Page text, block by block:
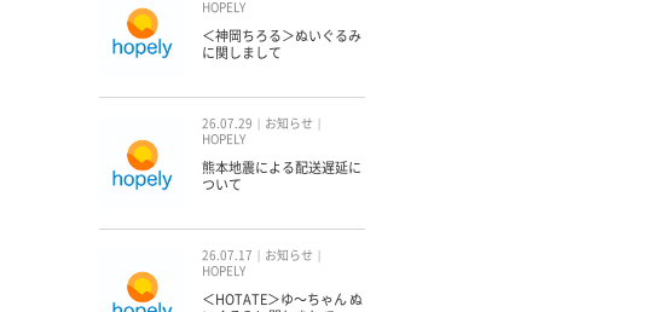
HOPELY
＜神岡ちろる＞ぬいぐるみ
に関しまして
26.07.29
お知らせ
HOPELY
熊本地震による配送遅延に
ついて
26.07.17
お知らせ
HOPELY
＜HOTATE＞ゆ〜ちゃん ぬ